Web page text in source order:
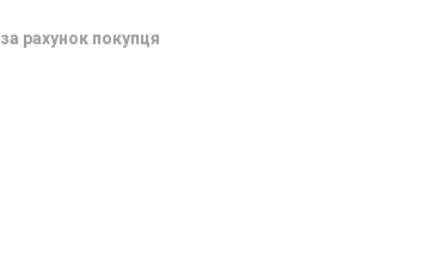
за рахунок покупця